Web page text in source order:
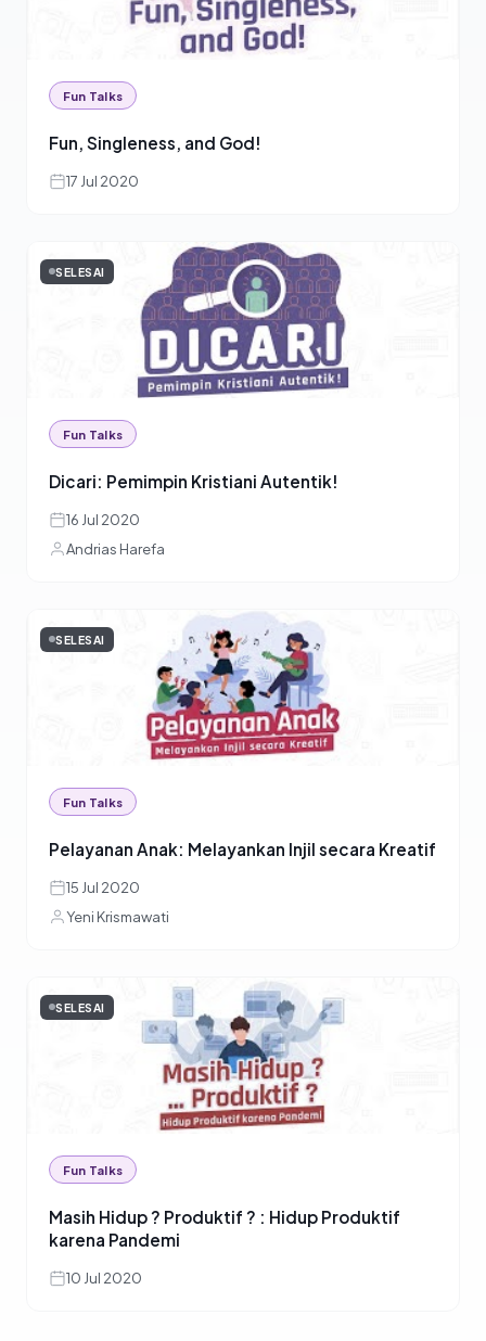
Fun Talks
Fun, Singleness, and God!
17 Jul 2020
SELESAI
Fun Talks
Dicari: Pemimpin Kristiani Autentik!
16 Jul 2020
Andrias Harefa
SELESAI
Fun Talks
Pelayanan Anak: Melayankan Injil secara Kreatif
15 Jul 2020
Yeni Krismawati
SELESAI
Fun Talks
Masih Hidup ? Produktif ? : Hidup Produktif
karena Pandemi
10 Jul 2020